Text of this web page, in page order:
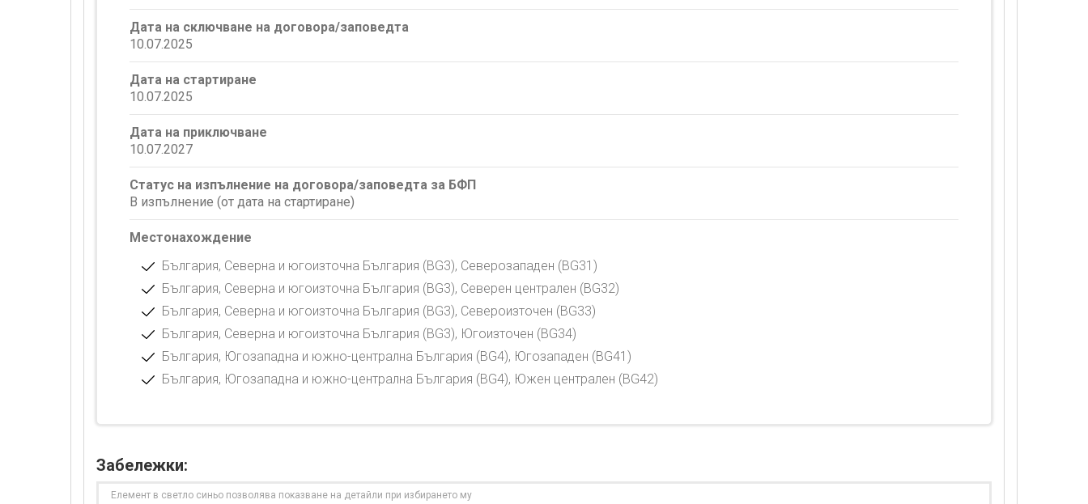
Дата на сключване на договора/заповедта
10.07.2025
Дата на стартиране
10.07.2025
Дата на приключване
10.07.2027
Статус на изпълнение на договора/заповедта за БФП
В изпълнение (от дата на стартиране)
Местонахождение
България, Северна и югоизточна България (BG3), Северозападен (BG31)
България, Северна и югоизточна България (BG3), Северен централен (BG32)
България, Северна и югоизточна България (BG3), Североизточен (BG33)
България, Северна и югоизточна България (BG3), Югоизточен (BG34)
България, Югозападна и южно-централна България (BG4), Югозападен (BG41)
България, Югозападна и южно-централна България (BG4), Южен централен (BG42)
Забележки:
Елемент в светло синьо позволява показване на детайли при избирането му